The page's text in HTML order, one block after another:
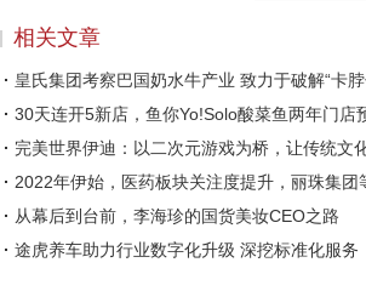
相关文章
皇氏集团考察巴国奶水牛产业 致力于破解“卡
30天连开5新店，鱼你Yo!Solo酸菜鱼两年门店
完美世界伊迪：以二次元游戏为桥，让传统文
2022年伊始，医药板块关注度提升，丽珠集团
从幕后到台前，李海珍的国货美妆CEO之路
途虎养车助力行业数字化升级 深挖标准化服务